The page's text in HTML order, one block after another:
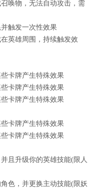
唤物，无法自动攻击，需
触发一次性效果
英雄周围，持续触发效
卡牌产生特殊效果
卡牌产生特殊效果
卡牌产生特殊效果
卡牌产生特殊效果
卡牌产生特殊效果
且升级你的英雄技能(限人
色，并更换主动技能(限妖